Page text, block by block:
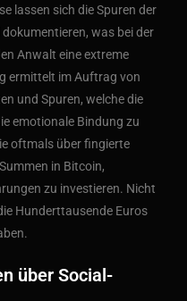
lassen sich die Spuren der
was bei der
Anwalt eine extreme
ermittelt im Auftrag von
und Spuren, welche die
emotionale Bindung zu
oftmals über fingierte
in Bitcoin,
zu investieren. Nicht
Hunderttausende Euros
über Social-